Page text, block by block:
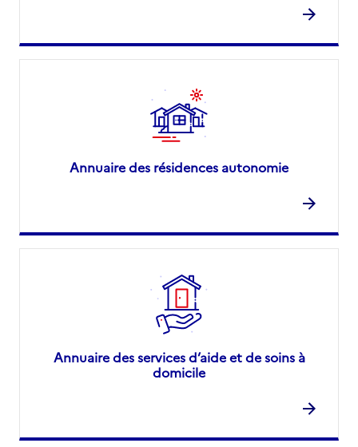
Annuaire des résidences autonomie
Annuaire des services d’aide et de soins à
domicile